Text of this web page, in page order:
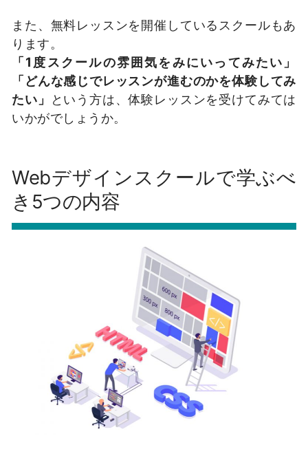
また、無料レッスンを開催しているスクールもあ
ります。
「1度スクールの雰囲気をみにいってみたい」
「どんな感じでレッスンが進むのかを体験してみ
たい」
という方は、体験レッスンを受けてみては
いかがでしょうか。
Webデザインスクールで学ぶべ
き5つの内容